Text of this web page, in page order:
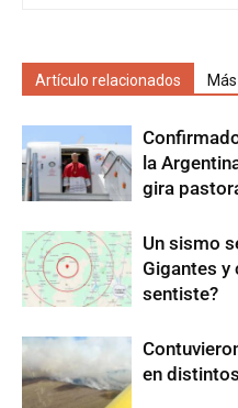
Artículo relacionados
la
gira
Un sismo
Gigantes y
sentiste?
en